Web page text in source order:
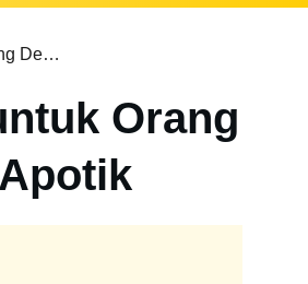
5 Pilihan Obat Cacingan untuk Orang Dewasa yang Tersedia di Apotik
Orang